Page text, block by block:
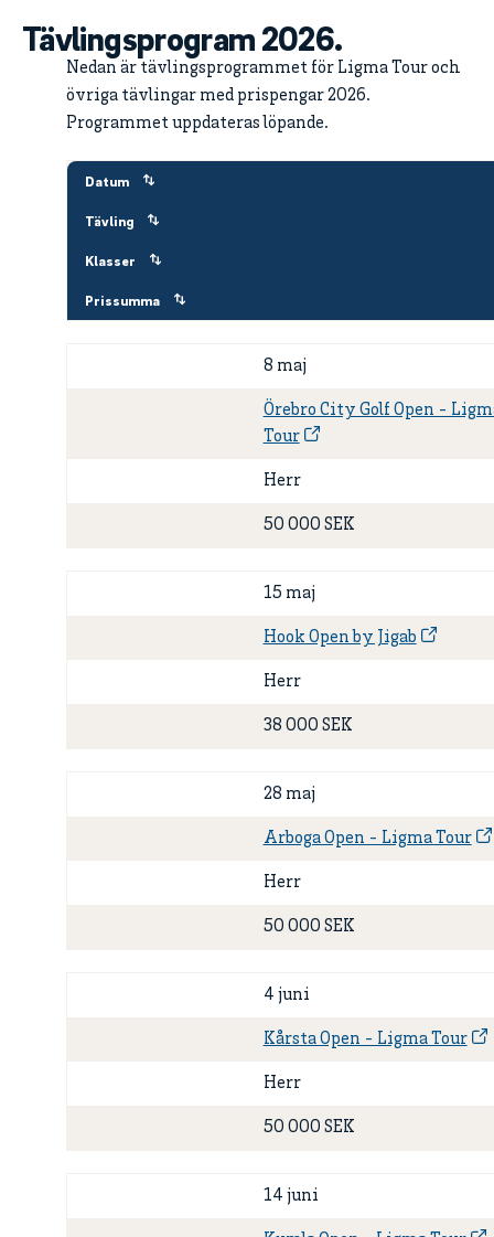
Tävlingsprogram 2026.
Nedan är tävlingsprogrammet för Ligma Tour och
övriga tävlingar med prispengar 2026.
Programmet uppdateras löpande.
Datum
Tävling
Klasser
Prissumma
8 maj
Örebro City Golf Open -
Tour
Herr
50 000 SEK
15 maj
Hook Open by Jigab
Herr
38 000 SEK
28 maj
Arboga Open - Ligma Tour
Herr
50 000 SEK
4 juni
Kårsta Open - Ligma Tour
Herr
50 000 SEK
14 juni